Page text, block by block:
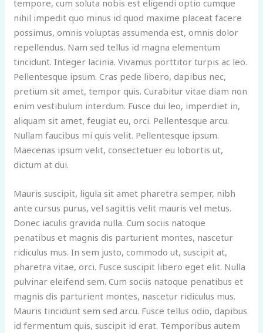
tempore, cum soluta nobis est eligendi optio cumque
nihil impedit quo minus id quod maxime placeat facere
possimus, omnis voluptas assumenda est, omnis dolor
repellendus. Nam sed tellus id magna elementum
tincidunt. Integer lacinia. Vivamus porttitor turpis ac leo.
Pellentesque ipsum. Cras pede libero, dapibus nec,
pretium sit amet, tempor quis. Curabitur vitae diam non
enim vestibulum interdum. Fusce dui leo, imperdiet in,
aliquam sit amet, feugiat eu, orci. Pellentesque arcu.
Nullam faucibus mi quis velit. Pellentesque ipsum.
Maecenas ipsum velit, consectetuer eu lobortis ut,
dictum at dui.
Mauris suscipit, ligula sit amet pharetra semper, nibh
ante cursus purus, vel sagittis velit mauris vel metus.
Donec iaculis gravida nulla. Cum sociis natoque
penatibus et magnis dis parturient montes, nascetur
ridiculus mus. In sem justo, commodo ut, suscipit at,
pharetra vitae, orci. Fusce suscipit libero eget elit. Nulla
pulvinar eleifend sem. Cum sociis natoque penatibus et
magnis dis parturient montes, nascetur ridiculus mus.
Mauris tincidunt sem sed arcu. Fusce tellus odio, dapibus
id fermentum quis, suscipit id erat. Temporibus autem